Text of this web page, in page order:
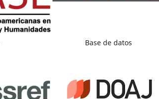
Base de datos